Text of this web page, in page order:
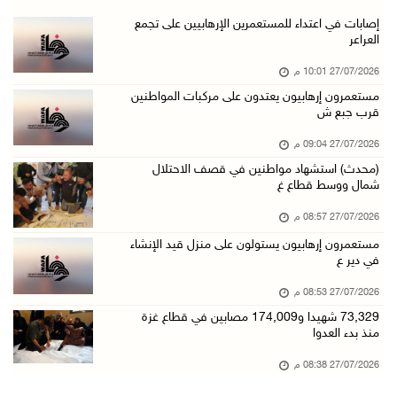
إصابات في اعتداء للمستعمرين الإرهابيين على تجمع
العراعر
27/07/2026 10:01 م
مستعمرون إرهابيون يعتدون على مركبات المواطنين
قرب جبع ش
27/07/2026 09:04 م
(محدث) استشهاد مواطنين في قصف الاحتلال
شمال ووسط قطاع غ
27/07/2026 08:57 م
مستعمرون إرهابيون يستولون على منزل قيد الإنشاء
في دير ع
27/07/2026 08:53 م
73,329 شهيدا و174,009 مصابين في قطاع غزة
منذ بدء العدوا
27/07/2026 08:38 م